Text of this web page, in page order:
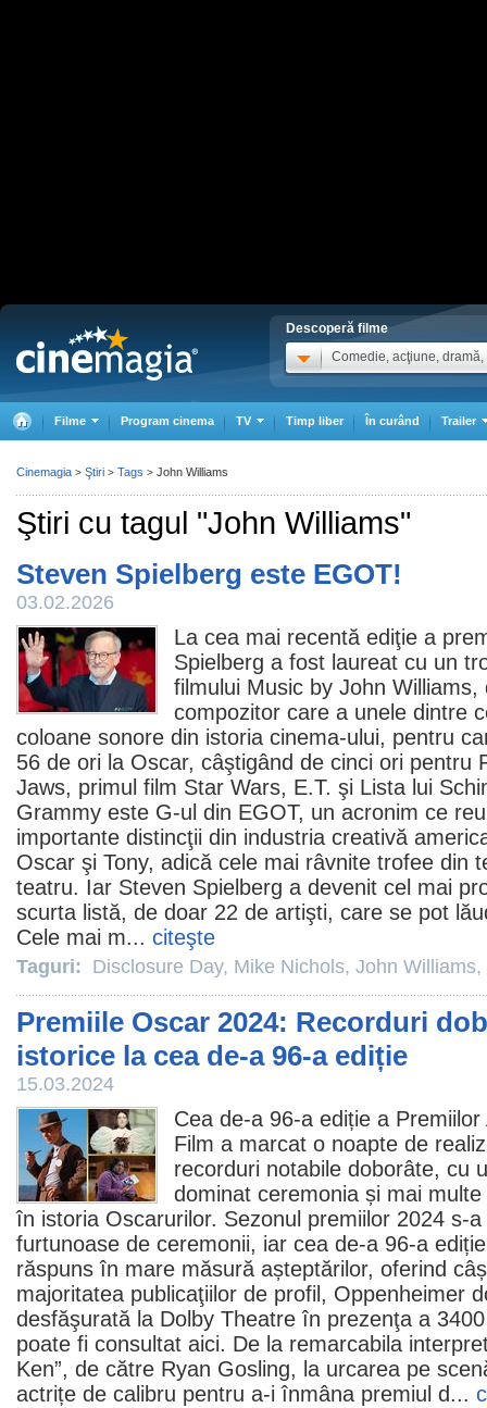
Descoperă filme
Comedie, acţiune, dramă,
Filme Program cinema TV Timp liber În curând Trailer
Ştiri cu tagul "John Williams"
Steven Spielberg este EGOT!
03.02.2026
La cea mai recentă ediţie a
Spielberg a fost laureat cu un
filmului Music by John Williams,
compozitor care a unele dintre
coloane sonore din istoria cinema-ului, pentru
56 de ori la Oscar, câştigând de cinci ori pentru
Jaws, primul film Star Wars, E.T. şi Lista lui
Grammy este G-ul din EGOT, un acronim ce
importante distincţii din industria creativă
Oscar şi Tony, adică cele mai râvnite trofee din
teatru. Iar Steven Spielberg a devenit cel mai
scurta listă, de doar 22 de artişti, care se pot
Cele mai m... citeşte
Taguri: Disclosure Day, Mike Nichols, John Williams,
Premiile Oscar 2024: Recorduri
istorice la cea de-a 96-a ediție
15.03.2024
Cea de-a 96-a ediție a
Film a marcat o noapte de
recorduri notabile doborâte, cu
dominat ceremonia și mai
în istoria Oscarurilor. Sezonul premiilor 2024 s-
furtunoase de ceremonii, iar cea de-a 96-a
răspuns în mare măsură așteptărilor, oferind
majoritatea publicaţiilor de profil, Oppenheimer
desfăşurată la Dolby Theatre în prezenţa a
poate fi consultat aici. De la remarcabila
Ken”, de către Ryan Gosling, la urcarea pe
actrițe de calibru pentru a-i înmâna premiul d...
Cinemagia > Ştiri > Tags > John Williams